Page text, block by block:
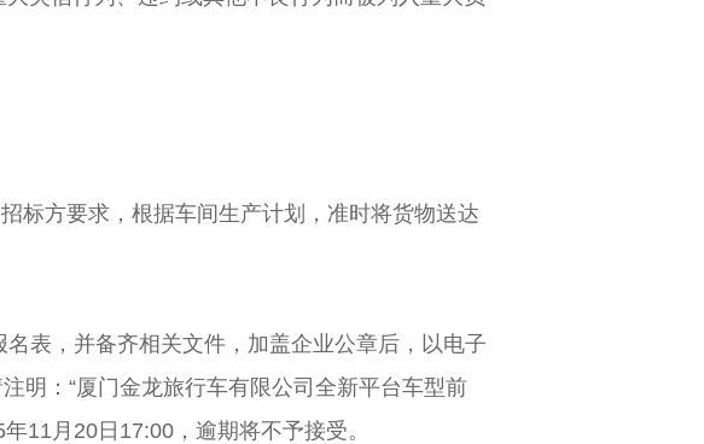
标方要求，根据车间生产计划，准时将货物送达
名表，并备齐相关文件，加盖企业公章后，以电子
明：“厦门金龙旅行车有限公司 全新平台车型前
年11月20 日 17:00，逾期将不予接受。